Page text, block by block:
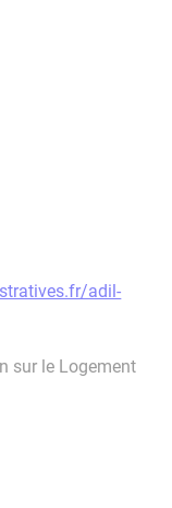
adil-
sur le Logement